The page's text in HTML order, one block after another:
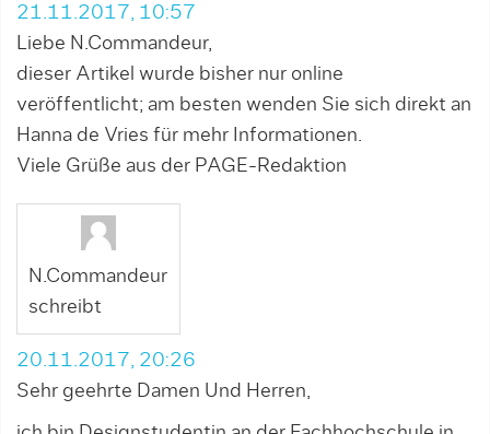
21.11.2017, 10:57
Liebe N.Commandeur,
dieser Artikel wurde bisher nur online
veröffentlicht; am besten wenden Sie sich direkt an
Hanna de Vries für mehr Informationen.
Viele Grüße aus der PAGE-Redaktion
N.Commandeur
schreibt
20.11.2017, 20:26
Sehr geehrte Damen Und Herren,